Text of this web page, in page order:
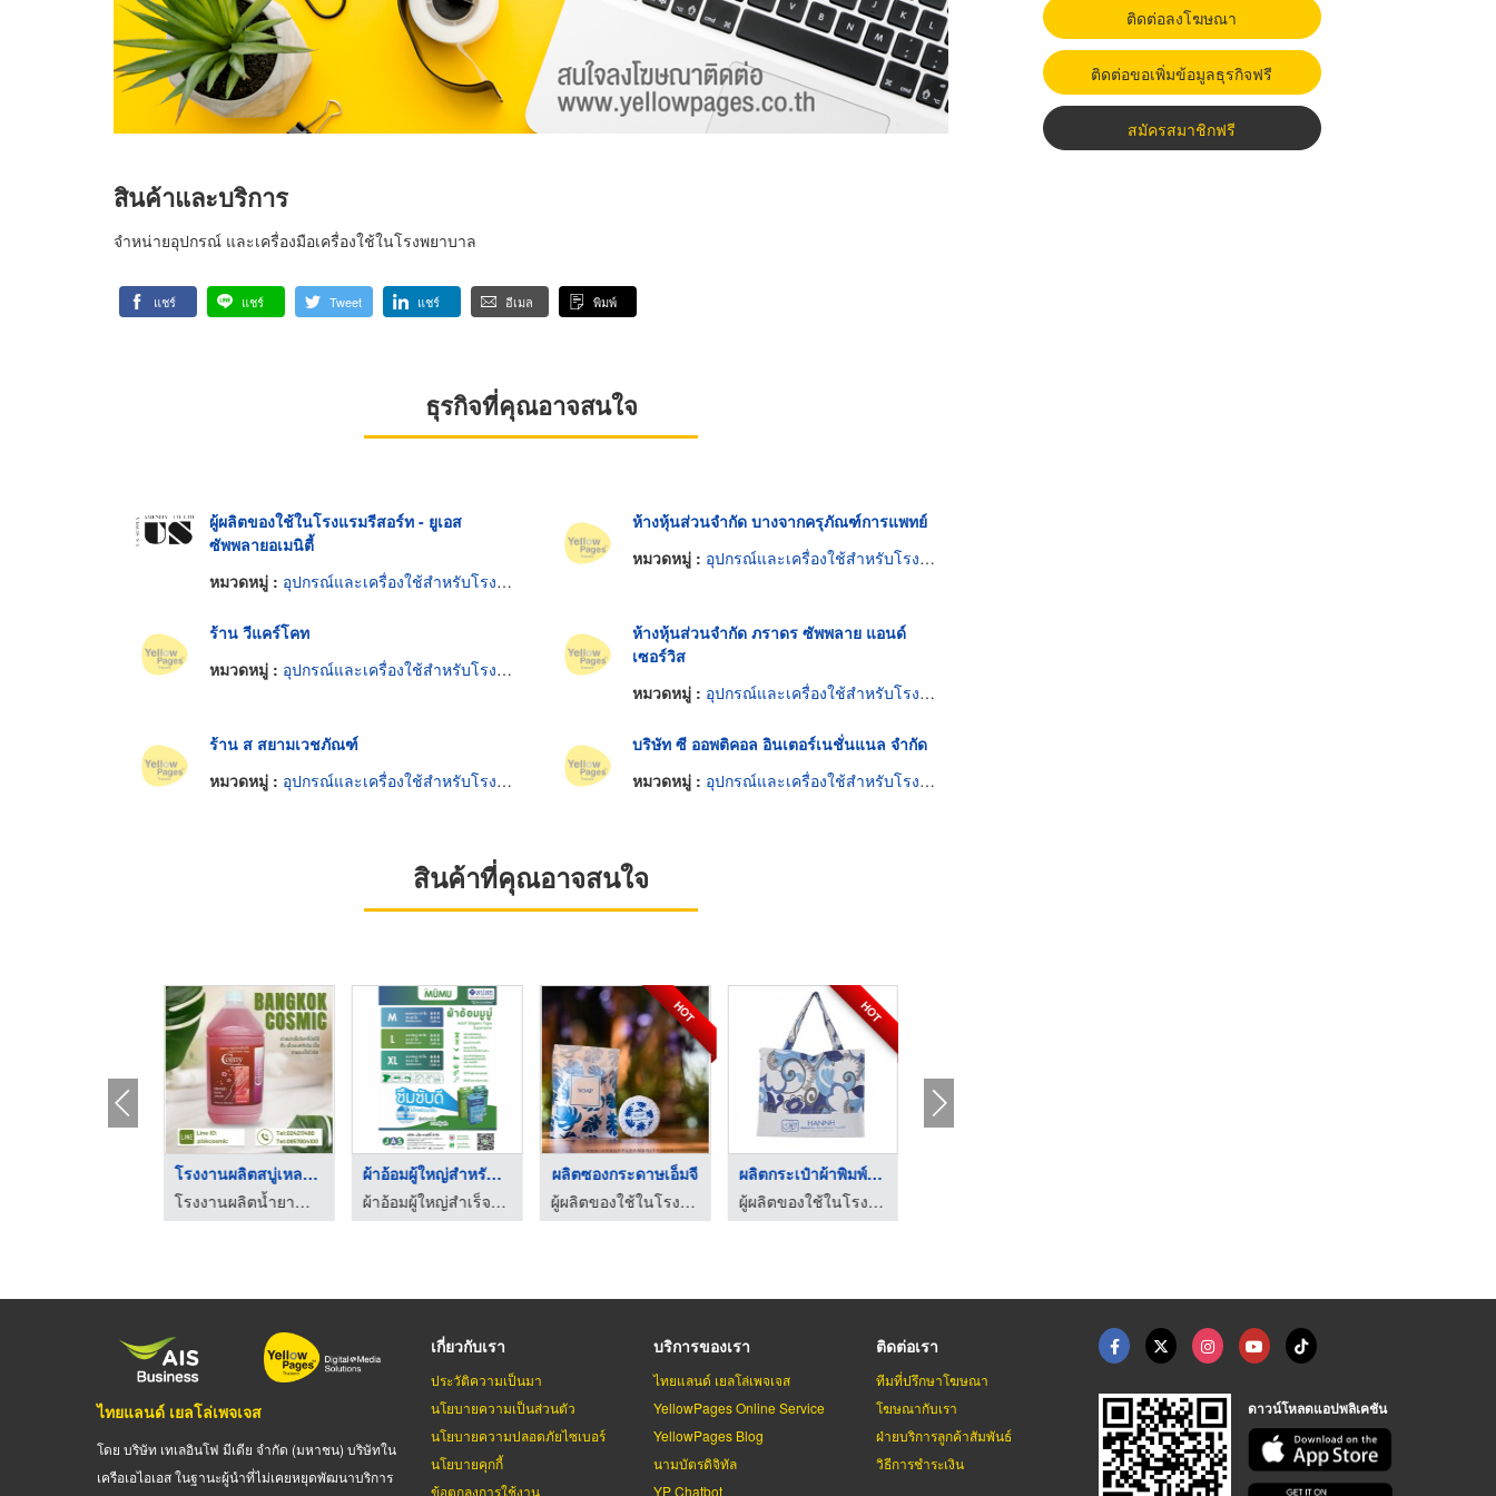
สินค้าและบริการ
จำหน่ายอุปกรณ์ และเครื่องมือเครื่องใช้ในโรงพยาบาล
แชร์ แชร์ Tweet แชร์ อีเมล พิมพ์
ธุรกิจที่คุณอาจสนใจ
ผู้ผลิตของใช้ในโรงแรมรีสอร์ท - ยูเอส
ซัพพลายอเมนิตี้
หมวดหมู่ : อุปกรณ์และเครื่องใช้สำหรับโรงพยาบาล
ห้างหุ้นส่วนจำกัด บางจากครุภัณฑ์การแพทย์
หมวดหมู่ : อุปกรณ์และเครื่องใช้สำหรับโรงพยาบาล
ร้าน วีแคร์โคท
หมวดหมู่ : อุปกรณ์และเครื่องใช้สำหรับโรงพยาบาล
ห้างหุ้นส่วนจำกัด ภราดร ซัพพลาย แอนด์
เซอร์วิส
หมวดหมู่ : อุปกรณ์และเครื่องใช้สำหรับโรงพยาบาล
ร้าน ส สยามเวชภัณฑ์
หมวดหมู่ : อุปกรณ์และเครื่องใช้สำหรับโรงพยาบาล
บริษัท ซี ออพติคอล อินเตอร์เนชั่นแนล จำกัด
หมวดหมู่ : อุปกรณ์และเครื่องใช้สำหรับโรงพยาบาล
สินค้าที่คุณอาจสนใจ
โรงงานผลิตสบู่เหลวล้ ...
โรงงานผลิตน้ำยาทำความสะอาด Bangkok cosmic
ผ้าอ้อมผู้ใหญ่สำหรับ ...
ผ้าอ้อมผู้ใหญ่สำเร็จรูป ตรา MUMU
HOT
ผลิตซองกระดาษเอ็มจี
ผู้ผลิตของใช้ในโรงแรมรีสอร์ท - ยูเอสซัพพลายอเมนิตี้
HOT
ผลิตกระเป๋าผ้าพิมพ์แ ...
ผู้ผลิตของใช้ในโรงแรมรีสอร์ท - ยูเอสซัพพลายอเมนิตี้
ติดต่อลงโฆษณา
ติดต่อขอเพิ่มข้อมูลธุรกิจฟรี
สมัครสมาชิกฟรี
ไทยแลนด์ เยลโล่เพจเจส
โดย บริษัท เทเลอินโฟ มีเดีย จำกัด (มหาชน) บริษัทใน
เครือเอไอเอส ในฐานะผู้นำที่ไม่เคยหยุดพัฒนาบริการ
เกี่ยวกับเรา
ประวัติความเป็นมา
นโยบายความเป็นส่วนตัว
นโยบายความปลอดภัยไซเบอร์
นโยบายคุกกี้
ข้อตกลงการใช้งาน
บริการของเรา
ไทยแลนด์ เยลโล่เพจเจส
YellowPages Online Service
YellowPages Blog
นามบัตรดิจิทัล
YP Chatbot
ติดต่อเรา
ทีมที่ปรึกษาโฆษณา
โฆษณากับเรา
ฝ่ายบริการลูกค้าสัมพันธ์
วิธีการชำระเงิน
ดาวน์โหลดแอปพลิเคชัน